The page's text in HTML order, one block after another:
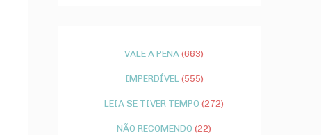
VALE A PENA (663)
IMPERDÍVEL (555)
LEIA SE TIVER TEMPO (272)
NÃO RECOMENDO (22)